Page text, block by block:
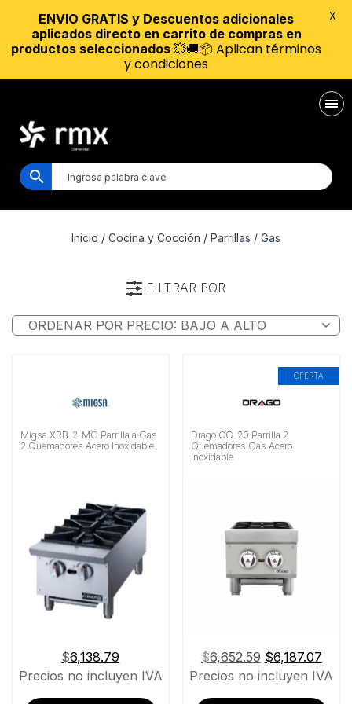
Inicio / Cocina y Cocción / Parrillas / Gas
FILTRAR POR
Marca
Migsa XRB-2-MG Parrilla a Gas
2 Quemadores Acero Inoxidable
$6,138.79
Precios no incluyen IVA
OFERTA
Drago CG-20 Parrilla 2
Quemadores Gas Acero
Inoxidable
$6,652.59 El
precio
$6,187.07El
Precios no incluyen IVA
ENVIO GRATIS y Descuentos adicionales
aplicados directo en carrito de compras en
productos seleccionados 💥🚚📦 Aplican términos
y condiciones
X